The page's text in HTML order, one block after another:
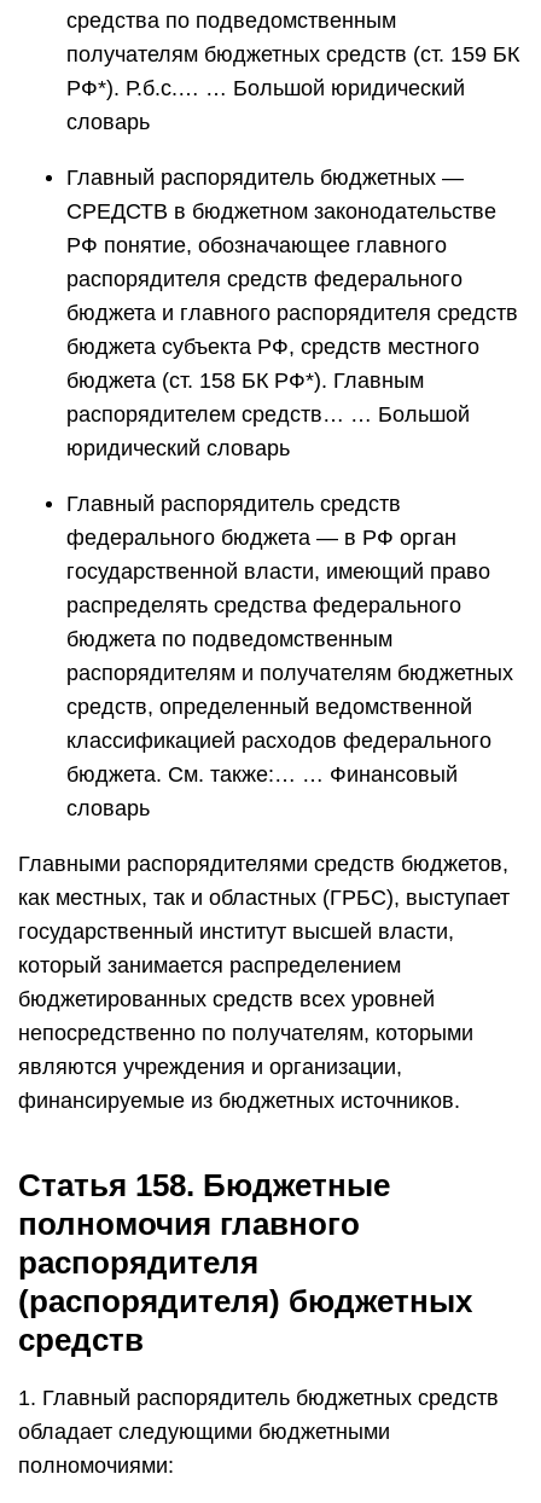
средства по подведомственным
получателям бюджетных средств (ст. 159 БК
РФ*). Р.б.с.… … Большой юридический
словарь
Главный распорядитель бюджетных —
СРЕДСТВ в бюджетном законодательстве
РФ понятие, обозначающее главного
распорядителя средств федерального
бюджета и главного распорядителя средств
бюджета субъекта РФ, средств местного
бюджета (ст. 158 БК РФ*). Главным
распорядителем средств… … Большой
юридический словарь
Главный распорядитель средств
федерального бюджета — в РФ орган
государственной власти, имеющий право
распределять средства федерального
бюджета по подведомственным
распорядителям и получателям бюджетных
средств, определенный ведомственной
классификацией расходов федерального
бюджета. См. также:… … Финансовый
словарь
Главными распорядителями средств бюджетов,
как местных, так и областных (ГРБС), выступает
государственный институт высшей власти,
который занимается распределением
бюджетированных средств всех уровней
непосредственно по получателям, которыми
являются учреждения и организации,
финансируемые из бюджетных источников.
Статья 158. Бюджетные
полномочия главного
распорядителя
(распорядителя) бюджетных
средств
1. Главный распорядитель бюджетных средств
обладает следующими бюджетными
полномочиями: